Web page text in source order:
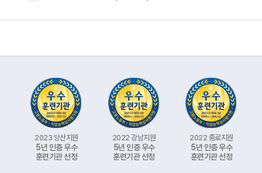
2023 당산지원
5년 인증 우수
훈련기관 선정
2022 강남지원
5년 인증 우수
훈련기관 선정
2022 종로지원
5년 인증 우수
훈련기관 선정